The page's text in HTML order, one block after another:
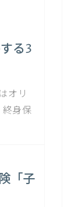
る3
オリ
終身保
「子